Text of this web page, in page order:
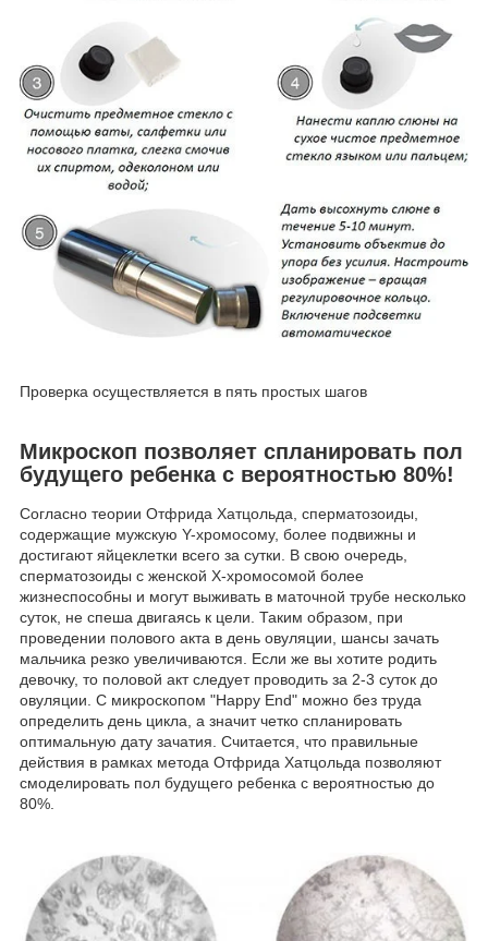
Проверка осуществляется в пять простых шагов
Микроскоп позволяет спланировать пол
будущего ребенка с вероятностью 80%!
Согласно теории Отфрида Хатцольда, сперматозоиды,
содержащие мужскую Y-хромосому, более подвижны и
достигают яйцеклетки всего за сутки. В свою очередь,
сперматозоиды с женской Х-хромосомой более
жизнеспособны и могут выживать в маточной трубе несколько
суток, не спеша двигаясь к цели. Таким образом, при
проведении полового акта в день овуляции, шансы зачать
мальчика резко увеличиваются. Если же вы хотите родить
девочку, то половой акт следует проводить за 2-3 суток до
овуляции. С микроскопом "Happy End" можно без труда
определить день цикла, а значит четко спланировать
оптимальную дату зачатия. Считается, что правильные
действия в рамках метода Отфрида Хатцольда позволяют
смоделировать пол будущего ребенка с вероятностью до
80%.